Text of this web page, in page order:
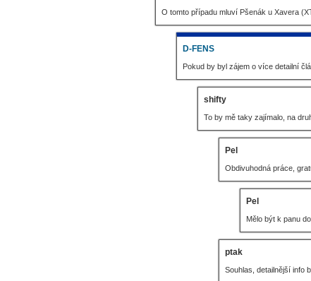
O tomto případu mluví Pšenák u Xavera
D-FENS
Pokud by byl zájem o více detailní
shifty
To by mě taky zajímalo, na
Pel
Obdivuhodná práce,
Pel
Mělo být k panu
ptak
Souhlas, detailnější info